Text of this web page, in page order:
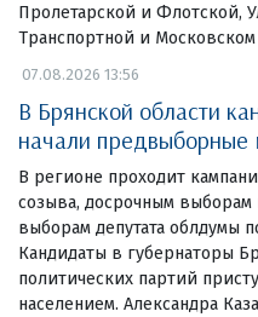
Пролетарской и Флотской,
Транспортной и Московском
07.08.2026 13:56
В Брянской области
начали предвыборные
В регионе проходит
созыва, досрочным выборам
выборам депутата облдумы
Кандидаты в губернаторы
политических партий
населением. Александра